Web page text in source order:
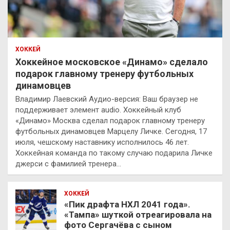
ХОККЕЙ
Хоккейное московское «Динамо» сделало
подарок главному тренеру футбольных
динамовцев
Владимир Лаевский Аудио-версия: Ваш браузер не
поддерживает элемент audio. Хоккейный клуб
«Динамо» Москва сделал подарок главному тренеру
футбольных динамовцев Марцелу Личке. Сегодня, 17
июля, чешскому наставнику исполнилось 46 лет.
Хоккейная команда по такому случаю подарила Личке
джерси с фамилией тренера…
ХОККЕЙ
«Пик драфта НХЛ 2041 года».
«Тампа» шуткой отреагировала на
фото Сергачёва с сыном